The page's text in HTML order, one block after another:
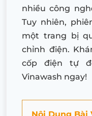
nhiều công
Tuy nhiên,
một trang bị
chỉnh điện.
cốp điện tự
Vinawash ngay!
Nội Dung Bài